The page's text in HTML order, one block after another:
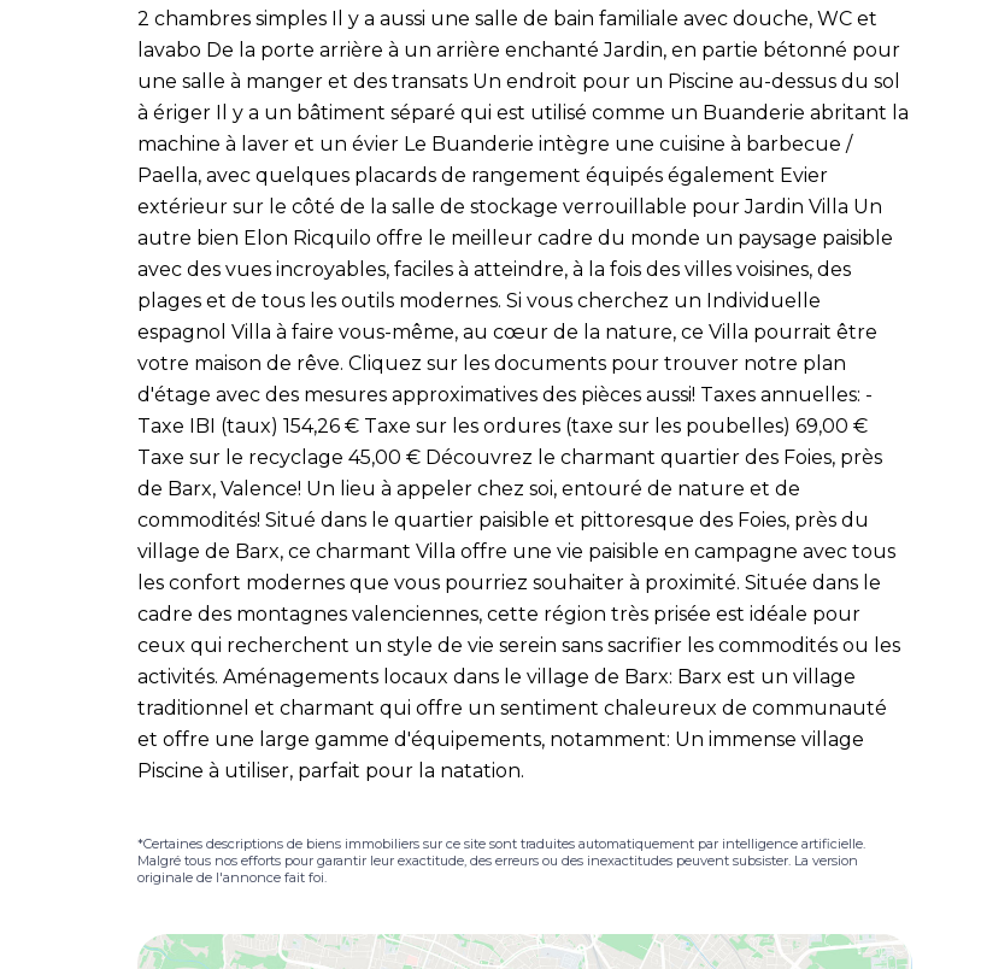
2 chambres simples Il y a aussi une salle de bain familiale avec douche, WC et
lavabo De la porte arrière à un arrière enchanté Jardin, en partie bétonné pour
une salle à manger et des transats Un endroit pour un Piscine au-dessus du sol
à ériger Il y a un bâtiment séparé qui est utilisé comme un Buanderie abritant la
machine à laver et un évier Le Buanderie intègre une cuisine à barbecue /
Paella, avec quelques placards de rangement équipés également Evier
extérieur sur le côté de la salle de stockage verrouillable pour Jardin Villa Un
autre bien Elon Ricquilo offre le meilleur cadre du monde un paysage paisible
avec des vues incroyables, faciles à atteindre, à la fois des villes voisines, des
plages et de tous les outils modernes. Si vous cherchez un Individuelle
espagnol Villa à faire vous-même, au cœur de la nature, ce Villa pourrait être
votre maison de rêve. Cliquez sur les documents pour trouver notre plan
d'étage avec des mesures approximatives des pièces aussi! Taxes annuelles: -
Taxe IBI (taux) 154,26 € Taxe sur les ordures (taxe sur les poubelles) 69,00 €
Taxe sur le recyclage 45,00 € Découvrez le charmant quartier des Foies, près
de Barx, Valence! Un lieu à appeler chez soi, entouré de nature et de
commodités! Situé dans le quartier paisible et pittoresque des Foies, près du
village de Barx, ce charmant Villa offre une vie paisible en campagne avec tous
les confort modernes que vous pourriez souhaiter à proximité. Située dans le
cadre des montagnes valenciennes, cette région très prisée est idéale pour
ceux qui recherchent un style de vie serein sans sacrifier les commodités ou les
activités. Aménagements locaux dans le village de Barx: Barx est un village
traditionnel et charmant qui offre un sentiment chaleureux de communauté
et offre une large gamme d'équipements, notamment: Un immense village
Piscine à utiliser, parfait pour la natation.
*Certaines descriptions de biens immobiliers sur ce site sont traduites automatiquement par intelligence artificielle.
Malgré tous nos efforts pour garantir leur exactitude, des erreurs ou des inexactitudes peuvent subsister. La version
originale de l'annonce fait foi.